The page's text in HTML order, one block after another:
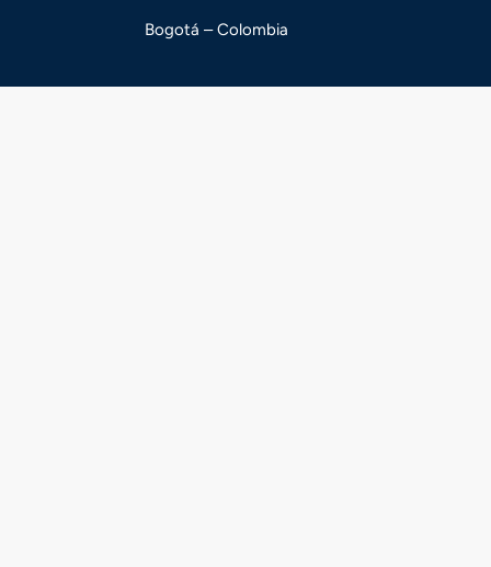
Bogotá – Colombia